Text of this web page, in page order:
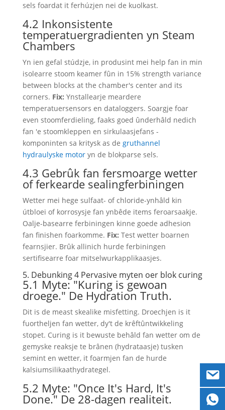
sels foardat it ferhúzjen nei de kuolkast.
4.2 Inkonsistente
temperatuergradienten yn Steam
Chambers
Yn ien gefal stúdzje, in produsint mei help fan in min
isolearre stoom keamer fûn in 15% strength variance
between blocks at the chamber's center and its
corners. Fix: Ynstallearje meardere
temperatuersensors en dataloggers. Soargje foar
even stoomferdieling, faaks goed ûnderhâld nedich
fan 'e stoomkleppen en sirkulaasjefans -
komponinten sa kritysk as de gruthannel
hydraulyske motor yn de blokparse sels.
4.3 Gebrûk fan fersmoarge wetter
of ferkearde sealingferbiningen
Wetter mei hege sulfaat- of chloride-ynhâld kin
útbloei of korrosysje fan ynbêde items feroarsaakje.
Oalje-basearre ferbiningen kinne goede adhesion
fan finishen foarkomme. Fix: Test wetter boarnen
fearnsjier. Brûk allinich hurde ferbiningen
sertifisearre foar mitselwurkapplikaasjes.
5. Debunking 4 Pervasive myten oer blok curing
5.1 Myte: "Kuring is gewoan
droege." De Hydration Truth.
Dit is de meast skealike misfetting. Droechjen is it
fuortheljen fan wetter, dy't de krêftûntwikkeling
stopet. Curing is it bewuste behâld fan wetter om de
gemyske reaksje te brânen (hydrataasje) tusken
semint en wetter, it foarmjen fan de hurde
kalsiumsilikaathydrategel.
5.2 Myte: "Once It's Hard, It's
Done." De 28-dagen realiteit.